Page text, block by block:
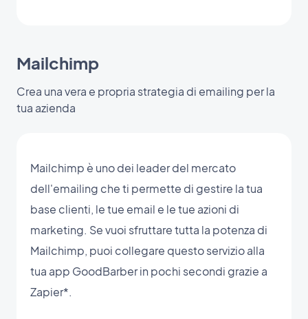
Mailchimp
Crea una vera e propria strategia di emailing per la
tua azienda
Mailchimp è uno dei leader del mercato
dell'emailing che ti permette di gestire la tua
base clienti, le tue email e le tue azioni di
marketing. Se vuoi sfruttare tutta la potenza di
Mailchimp, puoi collegare questo servizio alla
tua app GoodBarber in pochi secondi grazie a
Zapier*.